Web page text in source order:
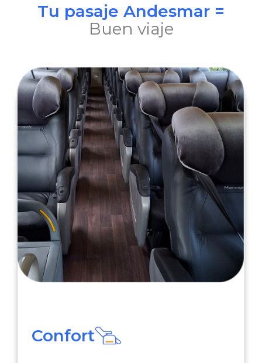
Tu pasaje Andesmar =
Buen viaje
Confort